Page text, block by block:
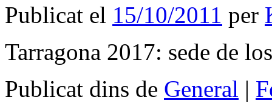
Publicat el 15/10/2011 per
Tarragona 2017: sede de
Publicat dins de General |